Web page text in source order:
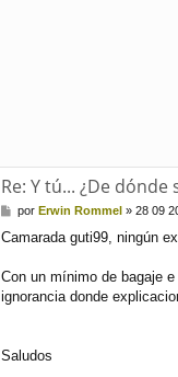
Re: Y tú... ¿De dónde
M
n
a
j
porErwin Rommel »28 09
Camarada guti99, ningún
Con un mínimo de bagaje
ignorancia donde
Saludos